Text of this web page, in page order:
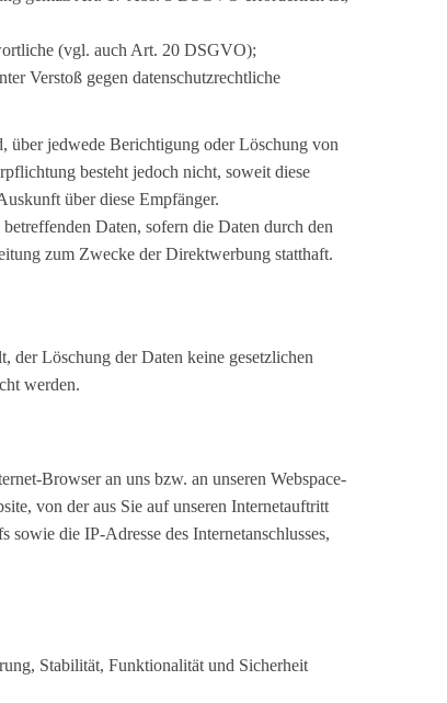
(vgl. auch Art. 20 DSGVO);
Verstoß gegen datenschutzrechtliche
über jedwede Berichtigung oder Löschung von
besteht jedoch nicht, soweit diese
über diese Empfänger.
Daten, sofern die Daten durch den
zum Zwecke der Direktwerbung statthaft.
der Löschung der Daten keine gesetzlichen
werden.
Browser an uns bzw. an unseren Webspace-
von der aus Sie auf unseren Internetauftritt
die IP-Adresse des Internetanschlusses,
Stabilität, Funktionalität und Sicherheit